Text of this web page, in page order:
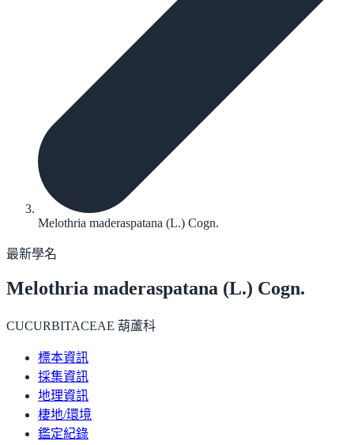
Melothria maderaspatana (L.) Cogn.
最新學名
Melothria maderaspatana (L.) Cogn.
CUCURBITACEAE 葫蘆科
標本資訊
採集資訊
地理資訊
棲地/環境
鑑定紀錄